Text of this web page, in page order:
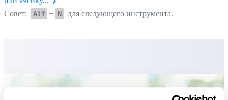
Совет:
Alt + N для следующего инструмента.